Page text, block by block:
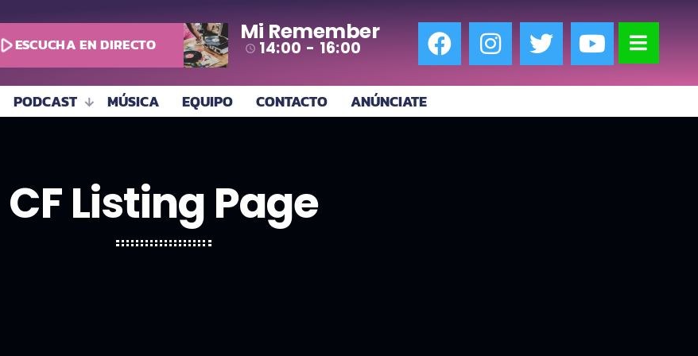
play_arrowESCUCHA EN DIRECTO Mi Remember
access_time 14:00 - 16:00
PODCAST MÚSICA EQUIPO CONTACTO ANÚNCIATE
CF Listing Page